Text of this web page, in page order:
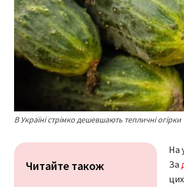
В Україні стрімко дешевшають тепличні огірки
Читайте також
На
За